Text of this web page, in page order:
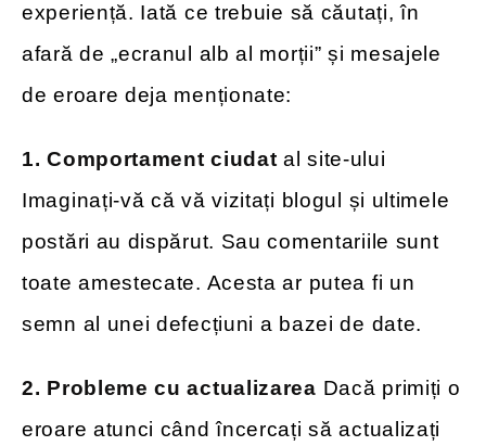
experiență. Iată ce trebuie să căutați, în
afară de „ecranul alb al morții” și mesajele
de eroare deja menționate:
1. Comportament ciudat al site-ului
Imaginați-vă că vă vizitați blogul și ultimele
postări au dispărut. Sau comentariile sunt
toate amestecate. Acesta ar putea fi un
semn al unei defecțiuni a bazei de date.
2. Probleme cu actualizarea Dacă primiți o
eroare atunci când încercați să actualizați